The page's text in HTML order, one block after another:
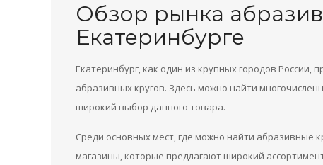
Обзор рынка
Екатеринбурге
Екатеринбург, как один из крупных городов
абразивных кругов. Здесь можно найти
широкий выбор данного товара.
Среди основных мест, где можно найти абразивные
магазины, которые предлагают широкий